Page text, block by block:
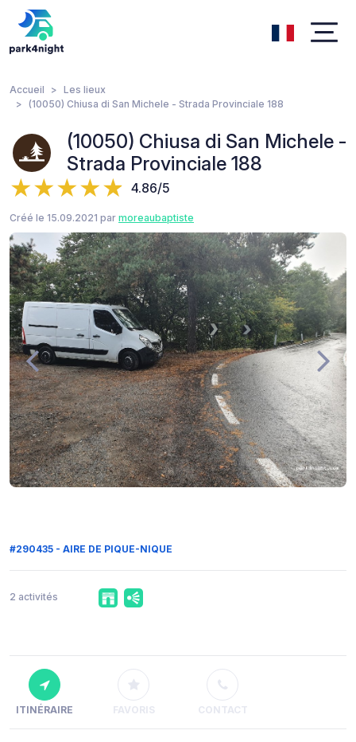
Accueil
Les lieux
(10050) Chiusa di San Michele - Strada Provinciale 188
(10050) Chiusa di San Michele -
Strada Provinciale 188
4.86/5
Créé le 15.09.2021 par moreaubaptiste
#290435 - AIRE DE PIQUE-NIQUE
2 activités
ITINÉRAIRE FAVORIS CONTACT